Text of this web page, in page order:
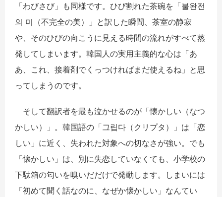
「わびさび 」も同様です。ひび割れた茶碗を「불완전
의 미 （不完全の美）」と訳した瞬間、茶室の静寂
や、そのひびの向こうに見える時間の流れがすべて蒸
発してしまいます。韓国人の実用主義的な心は「あ
あ、これ、接着剤でくっつければまだ使えるね」と思
ってしまうのです。
そして翻訳者を最も泣かせるのが「懐かしい（なつ
かしい）
」。韓国語の「그립다 （クリプタ）」は「恋
しい」に近く、失われた対象への切なさが強い。でも
「懐かしい」は、別に失恋していなくても、小学校の
下駄箱の匂いを嗅いだだけで発動します。しまいには
「初めて聞く話なのに、なぜか懐かしい」なんてい